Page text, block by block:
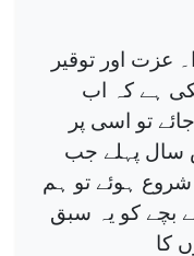
عزت اور توقیر
ہے کہ اب
تو اسی پر
سال پہلے جب
شروع ہوئے تو ہم
بچے کو یہ سبق
کا